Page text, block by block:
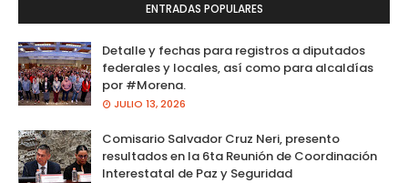
ENTRADAS POPULARES
Detalle y fechas para registros a diputados
federales y locales, así como para alcaldías
por #Morena.
JULIO 13, 2026
Comisario Salvador Cruz Neri, presento
resultados en la 6ta Reunión de Coordinación
Interestatal de Paz y Seguridad